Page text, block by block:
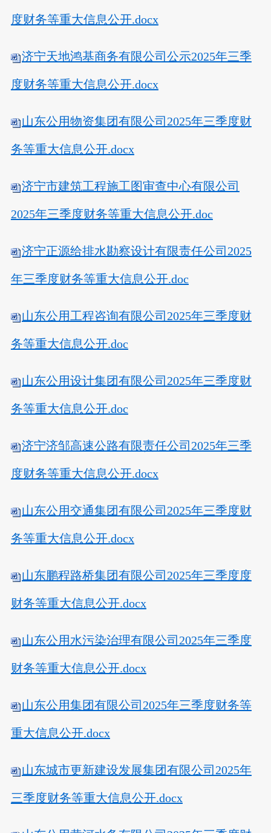
度财务等重大信息公开.docx
济宁天地鸿基商务有限公司公示2025年三季
度财务等重大信息公开.docx
山东公用物资集团有限公司2025年三季度财
务等重大信息公开.docx
济宁市建筑工程施工图审查中心有限公司
2025年三季度财务等重大信息公开.doc
济宁正源给排水勘察设计有限责任公司2025
年三季度财务等重大信息公开.doc
山东公用工程咨询有限公司2025年三季度财
务等重大信息公开.doc
山东公用设计集团有限公司2025年三季度财
务等重大信息公开.doc
济宁济邹高速公路有限责任公司2025年三季
度财务等重大信息公开.docx
山东公用交通集团有限公司2025年三季度财
务等重大信息公开.docx
山东鹏程路桥集团有限公司2025年三季度度
财务等重大信息公开.docx
山东公用水污染治理有限公司2025年三季度
财务等重大信息公开.docx
山东公用集团有限公司2025年三季度财务等
重大信息公开.docx
山东城市更新建设发展集团有限公司2025年
三季度财务等重大信息公开.docx